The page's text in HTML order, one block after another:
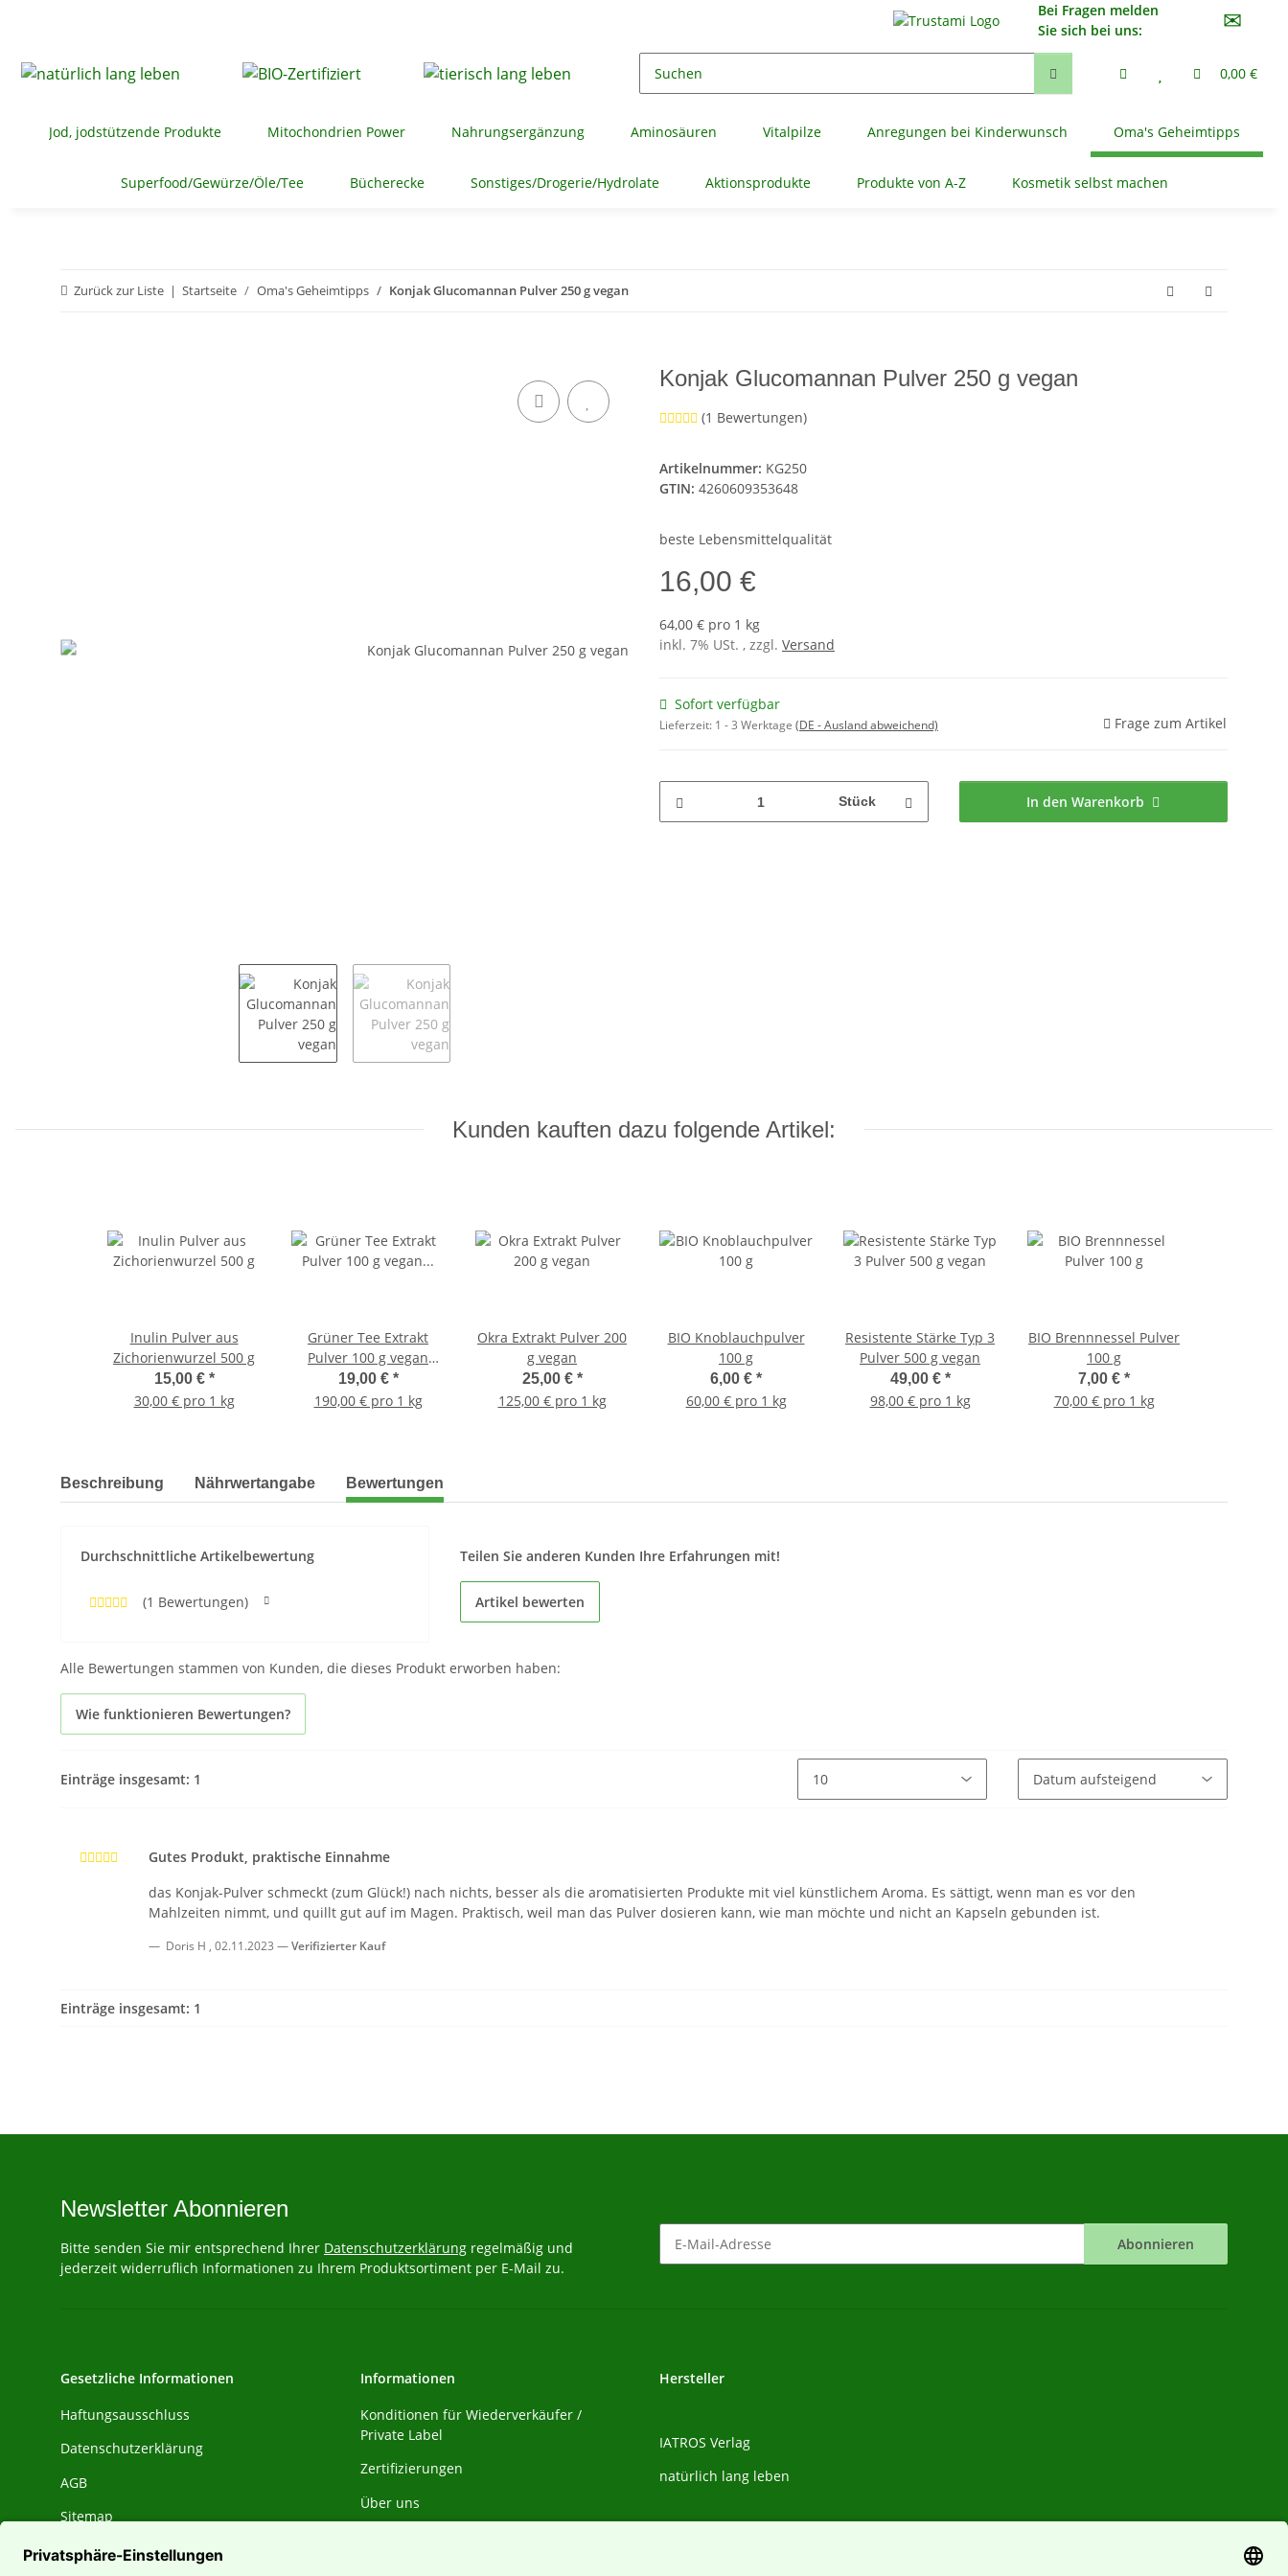
Bei Fragen melden
Sie sich bei uns:
✉
0,00 €
Jod, jodstützende Produkte Mitochondrien Power Nahrungsergänzung Aminosäuren Vitalpilze Anregungen bei Kinderwunsch Oma's Geheimtipps
Superfood/Gewürze/Öle/Tee Bücherecke Sonstiges/Drogerie/Hydrolate Aktionsprodukte Produkte von A-Z Kosmetik selbst machen
Zurück zur Liste Startseite Oma's Geheimtipps Konjak Glucomannan Pulver 250 g vegan
Konjak Glucomannan Pulver 250 g vegan
(1 Bewertungen)
Artikelnummer: KG250
GTIN: 4260609353648
beste Lebensmittelqualität
16,00 €
64,00 € pro 1 kg
inkl. 7% USt. , zzgl. Versand
Sofort verfügbar
Lieferzeit: 1 - 3 Werktage (DE - Ausland abweichend) Frage zum Artikel
Stück In den Warenkorb
Kunden kauften dazu folgende Artikel:
Inulin Pulver aus
Zichorienwurzel 500 g
15,00 € *
30,00 € pro 1 kg
Grüner Tee Extrakt
Pulver 100 g vegan
(Epigallocatechingallat,
Catechine,
19,00 € *
190,00 € pro 1 kg
Okra Extrakt Pulver 200
g vegan
25,00 € *
125,00 € pro 1 kg
BIO Knoblauchpulver
100 g
6,00 € *
60,00 € pro 1 kg
Resistente Stärke Typ 3
Pulver 500 g vegan
49,00 € *
98,00 € pro 1 kg
BIO Brennnessel Pulver
100 g
7,00 € *
70,00 € pro 1 kg
weitere Registerkarten anzeigen
Beschreibung Nährwertangabe Bewertungen
Durchschnittliche Artikelbewertung
(1 Bewertungen)
Teilen Sie anderen Kunden Ihre Erfahrungen mit!
Artikel bewerten
Alle Bewertungen stammen von Kunden, die dieses Produkt erworben haben:
Wie funktionieren Bewertungen?
Einträge insgesamt: 1
Gutes Produkt, praktische Einnahme
das Konjak-Pulver schmeckt (zum Glück!) nach nichts, besser als die aromatisierten Produkte mit viel künstlichem Aroma. Es sättigt, wenn man es vor den
Mahlzeiten nimmt, und quillt gut auf im Magen. Praktisch, weil man das Pulver dosieren kann, wie man möchte und nicht an Kapseln gebunden ist.
Doris H , 02.11.2023 Verifizierter Kauf
Einträge insgesamt: 1
Newsletter Abonnieren
Bitte senden Sie mir entsprechend Ihrer Datenschutzerklärung regelmäßig und
jederzeit widerruflich Informationen zu Ihrem Produktsortiment per E-Mail zu.
Abonnieren
Gesetzliche Informationen
Haftungsausschluss
Datenschutzerklärung
AGB
Sitemap
Impressum
Informationen
Konditionen für Wiederverkäufer /
Private Label
Zertifizierungen
Über uns
Hersteller
IATROS Verlag
natürlich lang leben